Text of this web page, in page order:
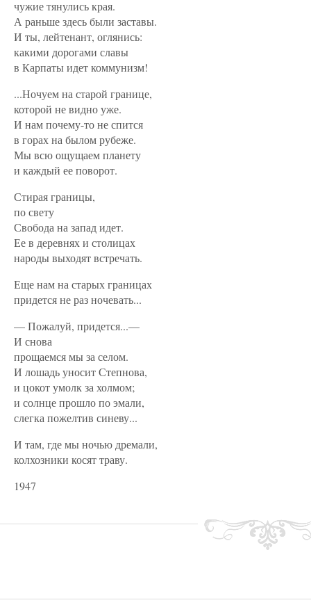
чужие тянулись края.
А раньше здесь были заставы.
И ты, лейтенант, оглянись:
какими дорогами славы
в Карпаты идет коммунизм!
...Ночуем на старой границе,
которой не видно уже.
И нам почему-то не спится
в горах на былом рубеже.
Мы всю ощущаем планету
и каждый ее поворот.
Стирая границы,
по свету
Свобода на запад идет.
Ее в деревнях и столицах
народы выходят встречать.
Еще нам на старых границах
придется не раз ночевать...
— Пожалуй, придется...—
И снова
прощаемся мы за селом.
И лошадь уносит Степнова,
и цокот умолк за холмом;
и солнце прошло по эмали,
слегка пожелтив синеву...
И там, где мы ночью дремали,
колхозники косят траву.
1947